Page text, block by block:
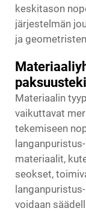
keskitason
järjestelmän
ja
Materiaalin
vaikuttavat
tekemiseen
materiaalit,
seokset,
voidaan